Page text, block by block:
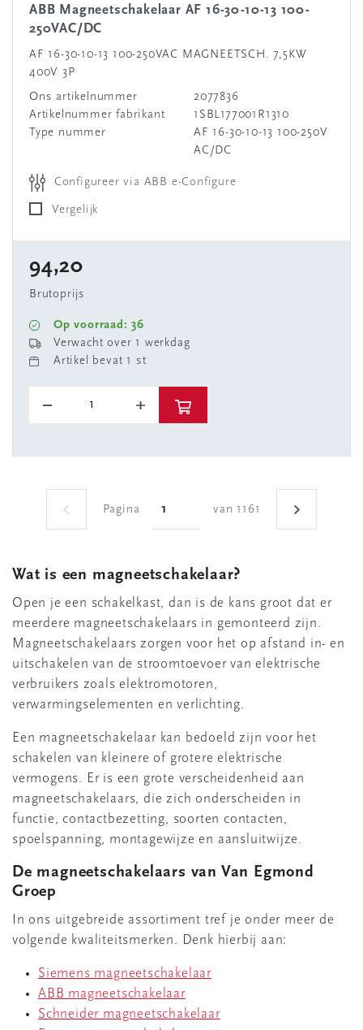
ABB Magneetschakelaar AF 16-30-10-13 100-
250VAC/DC
AF 16-30-10-13 100-250VAC MAGNEETSCH. 7,5KW
400V 3P
Ons artikelnummer
2077836
Artikelnummer fabrikant
1SBL177001R1310
Type nummer
AF 16-30-10-13 100-250V
AC/DC
Configureer via ABB e-Configure
Vergelijk
94,20
Brutoprijs
Op voorraad: 36
Verwacht over 1 werkdag
Artikel bevat 1 st
Pagina van 1161
Wat is een magneetschakelaar?
Open je een schakelkast, dan is de kans groot dat er
meerdere magneetschakelaars in gemonteerd zijn.
Magneetschakelaars zorgen voor het op afstand in- en
uitschakelen van de stroomtoevoer van elektrische
verbruikers zoals elektromotoren,
verwarmingselementen en verlichting.
Een magneetschakelaar kan bedoeld zijn voor het
schakelen van kleinere of grotere elektrische
vermogens. Er is een grote verscheidenheid aan
magneetschakelaars, die zich onderscheiden in
functie, contactbezetting, soorten contacten,
spoelspanning, montagewijze en aansluitwijze.
De magneetschakelaars van Van Egmond
Groep
In ons uitgebreide assortiment tref je onder meer de
volgende kwaliteitsmerken. Denk hierbij aan:
Siemens magneetschakelaar
ABB magneetschakelaar
Schneider magneetschakelaar